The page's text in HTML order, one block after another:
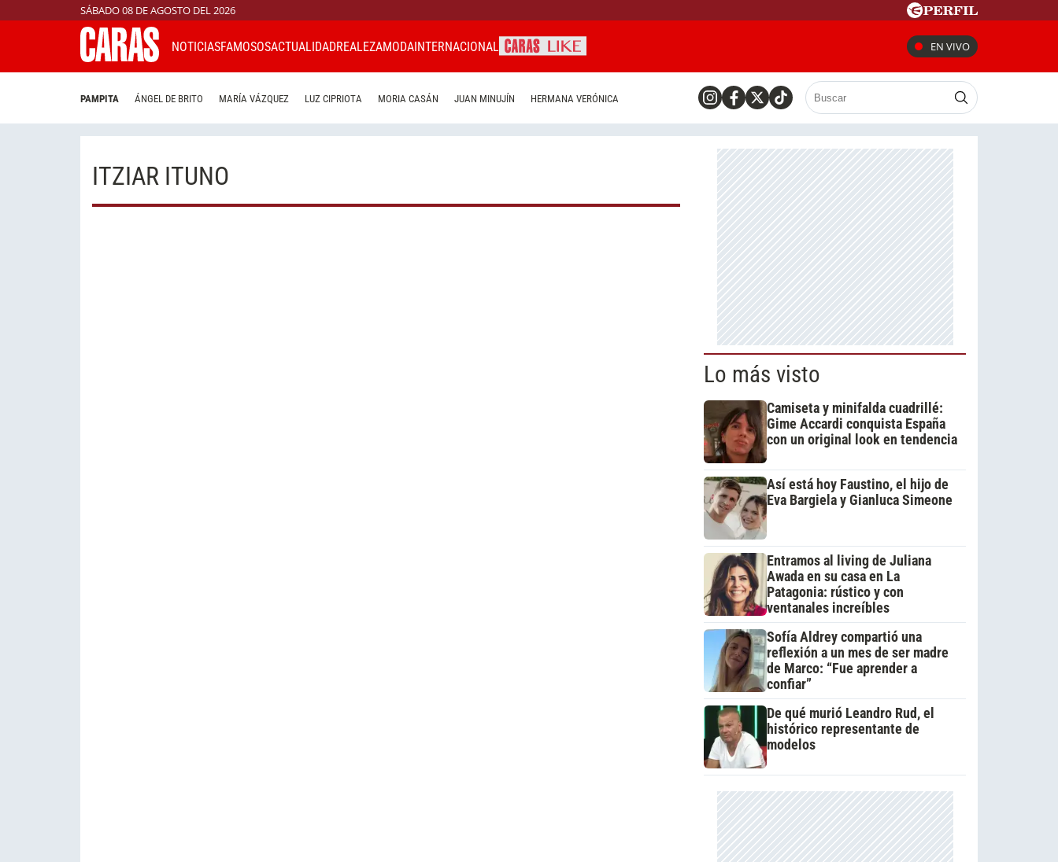
SÁBADO 08 DE AGOSTO DEL 2026
NOTICIASFAMOSOSACTUALIDADREALEZAMODAINTERNACIONAL EN VIVO
PAMPITA ÁNGEL DE BRITO MARÍA VÁZQUEZ LUZ CIPRIOTA MORIA CASÁN JUAN MINUJÍN HERMANA VERÓNICA
ITZIAR ITUNO
Lo más visto
Camiseta y minifalda cuadrillé:
Gime Accardi conquista España
con un original look en tendencia
Así está hoy Faustino, el hijo de
Eva Bargiela y Gianluca Simeone
Entramos al living de Juliana
Awada en su casa en La
Patagonia: rústico y con
ventanales increíbles
Sofía Aldrey compartió una
reflexión a un mes de ser madre
de Marco: “Fue aprender a
confiar”
De qué murió Leandro Rud, el
histórico representante de
modelos